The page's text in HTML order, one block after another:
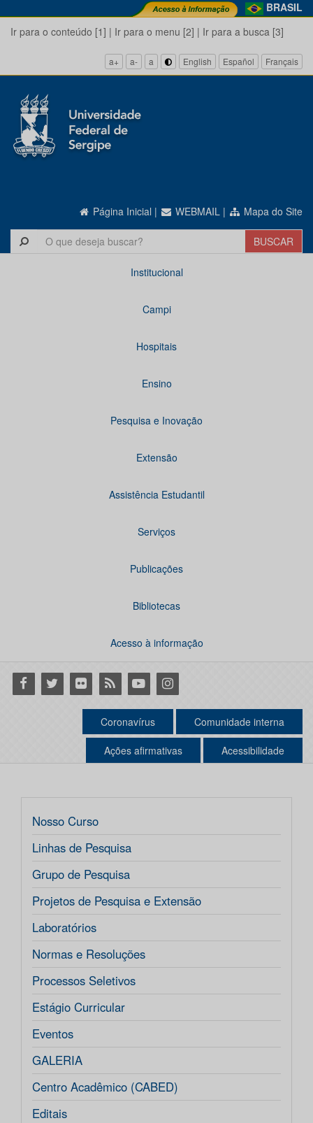
BRASIL
Ir para o conteúdo [1] | Ir para o menu [2] | Ir para a busca [3]
a+ a- a English Español Français
Página Inicial | WEBMAIL | Mapa do Site
Institucional
Campi
Hospitais
Ensino
Pesquisa e Inovação
Extensão
Assistência Estudantil
Serviços
Publicações
Bibliotecas
Acesso à informação
Facebook
Twitter Flickr RSS YoutubeInstagram
Coronavírus Comunidade interna
Ações afirmativas Acessibilidade
Nosso Curso
Linhas de Pesquisa
Grupo de Pesquisa
Projetos de Pesquisa e Extensão
Laboratórios
Normas e Resoluções
Processos Seletivos
Estágio Curricular
Eventos
GALERIA
Centro Acadêmico (CABED)
Editais